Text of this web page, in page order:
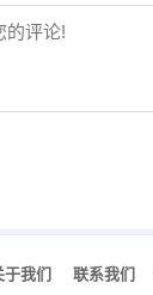
于我们 联系我们